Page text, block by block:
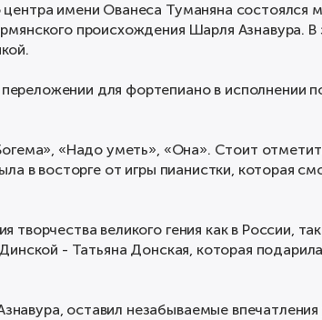
имени Ованеса Туманяна
происхождения Шарля Азнавура. В
для фортепиано в исполнении
«Надо уметь», «Она». Стоит
в восторге от игры пианистки, которая
творчества великого гения как в России,
- Татьяна Донская, которая
оставил незабываемые